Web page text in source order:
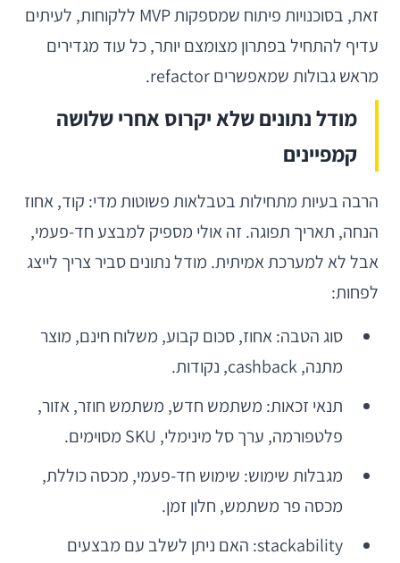
זאת, בסוכנויות פיתוח שמספקות MVP ללקוחות, לעיתים
עדיף להתחיל בפתרון מצומצם יותר, כל עוד מגדירים
מראש גבולות שמאפשרים refactor.
מודל נתונים שלא יקרוס אחרי שלושה
קמפיינים
הרבה בעיות מתחילות בטבלאות פשוטות מדי: קוד, אחוז
הנחה, תאריך תפוגה. זה אולי מספיק למבצע חד-פעמי,
אבל לא למערכת אמיתית. מודל נתונים סביר צריך לייצג
לפחות:
סוג הטבה: אחוז, סכום קבוע, משלוח חינם, מוצר
מתנה, cashback, נקודות.
תנאי זכאות: משתמש חדש, משתמש חוזר, אזור,
פלטפורמה, ערך סל מינימלי, SKU מסוימים.
מגבלות שימוש: שימוש חד-פעמי, מכסה כוללת,
מכסה פר משתמש, חלון זמן.
stackability: האם ניתן לשלב עם מבצעים